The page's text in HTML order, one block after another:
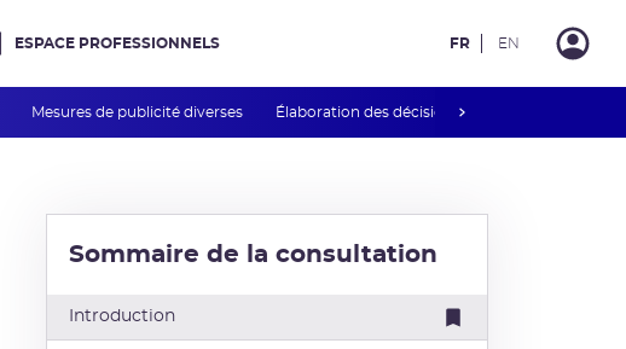
Mesures de publicité diverses Élaboration des décisions et guides INB
ESPACE PROFESSIONNELS FR EN
Sommaire de la consultation
Introduction